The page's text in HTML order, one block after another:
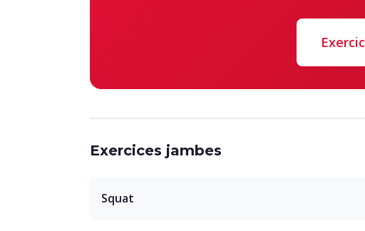
Exercices jambes
Squat